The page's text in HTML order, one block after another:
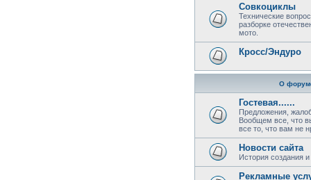
Совкоциклы
Технические
разборке
мото.
Кросс/Эндуро
О
Гостевая......
Предложения,
Вообщем все, что
все то, что вам не
Новости сайта
История создания и
Рекламные